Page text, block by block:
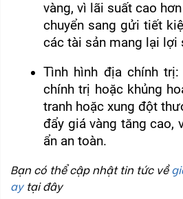
vàng, vì lãi suất cao
chuyển sang gửi tiết
các tài sản mang lại lợi
Tình hình địa chính
chính trị hoặc khủng
tranh hoặc xung đột
đẩy giá vàng tăng cao,
ẩn an toàn.
Bạn có thể cập nhật tin tức về
aytại đây